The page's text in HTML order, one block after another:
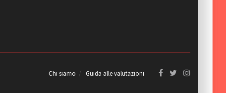
Chi siamo Guida alle valutazioni